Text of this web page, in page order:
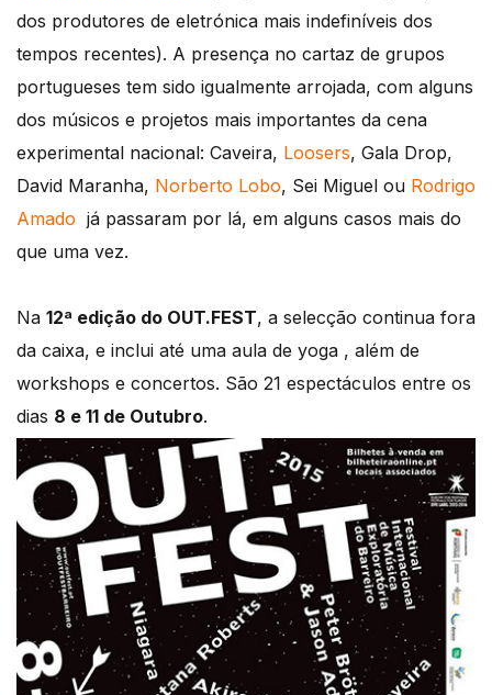
dos produtores de eletrónica mais indefiníveis dos
tempos recentes). A presença no cartaz de grupos
portugueses tem sido igualmente arrojada, com alguns
dos músicos e projetos mais importantes da cena
experimental nacional: Caveira, Loosers, Gala Drop,
David Maranha, Norberto Lobo, Sei Miguel ou Rodrigo
Amado já passaram por lá, em alguns casos mais do
que uma vez.
Na 12ª edição do OUT.FEST, a selecção continua fora
da caixa, e inclui até uma aula de yoga , além de
workshops e concertos. São 21 espectáculos entre os
dias 8 e 11 de Outubro.